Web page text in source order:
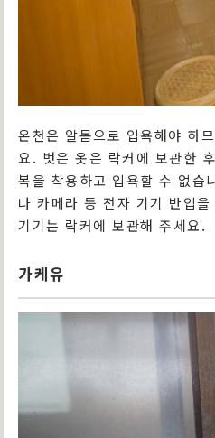
온천은 알몸으로 입욕해야 하
요. 벗은 옷은 락커에 보관한
복을 착용하고 입욕할 수 없습
나 카메라 등 전자 기기 반입
기기는 락커에 보관해 주세요.
가케유